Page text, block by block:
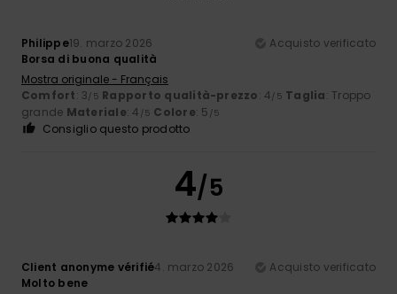
Philippe19. marzo 2026
Acquisto verificato
Borsa di buona qualità
Mostra originale - Français
Comfort: 3/5 Rapporto qualità-prezzo: 4/5 Taglia: Troppo
grande Materiale: 4 /5 Colore: 5 /5
Consiglio questo prodotto
4/5
Client anonyme vérifié4. marzo 2026
Acquisto verificato
Molto bene